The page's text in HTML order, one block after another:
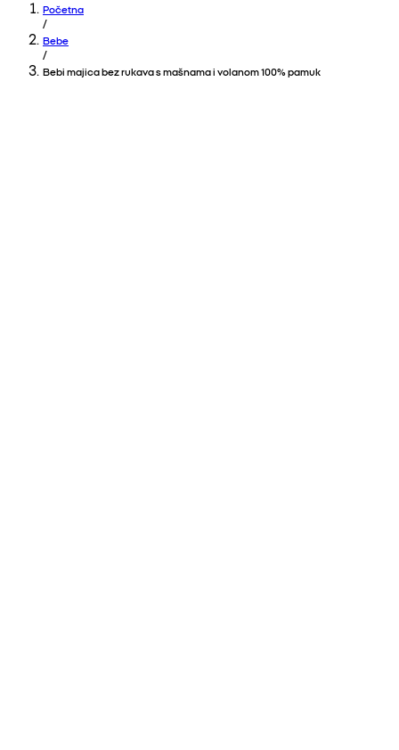
Početna
/
Bebe
/
Bebi majica bez rukava s mašnama i volanom 100% pamuk